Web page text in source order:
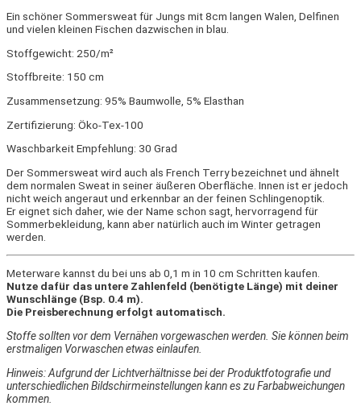
Ein schöner Sommersweat für Jungs mit 8cm langen Walen, Delfinen
und vielen kleinen Fischen dazwischen in blau.
Stoffgewicht: 250/m²
Stoffbreite: 150 cm
Zusammensetzung: 95% Baumwolle, 5% Elasthan
Zertifizierung: Öko-Tex-100
Waschbarkeit Empfehlung: 30 Grad
Der Sommersweat wird auch als French Terry bezeichnet und ähnelt
dem normalen Sweat in seiner äußeren Oberfläche. Innen ist er jedoch
nicht weich angeraut und erkennbar an der feinen Schlingenoptik.
Er eignet sich daher, wie der Name schon sagt, hervorragend für
Sommerbekleidung, kann aber natürlich auch im Winter getragen
werden.
Meterware kannst du bei uns ab 0,1 m in 10 cm Schritten kaufen.
Nutze dafür das untere Zahlenfeld (benötigte Länge) mit deiner
Wunschlänge (Bsp. 0.4 m).
Die Preisberechnung erfolgt automatisch.
Stoffe sollten vor dem Vernähen vorgewaschen werden. Sie können beim
erstmaligen Vorwaschen etwas einlaufen.
Hinweis: Aufgrund der Lichtverhältnisse bei der Produktfotografie und
unterschiedlichen Bildschirmeinstellungen kann es zu Farbabweichungen
kommen.